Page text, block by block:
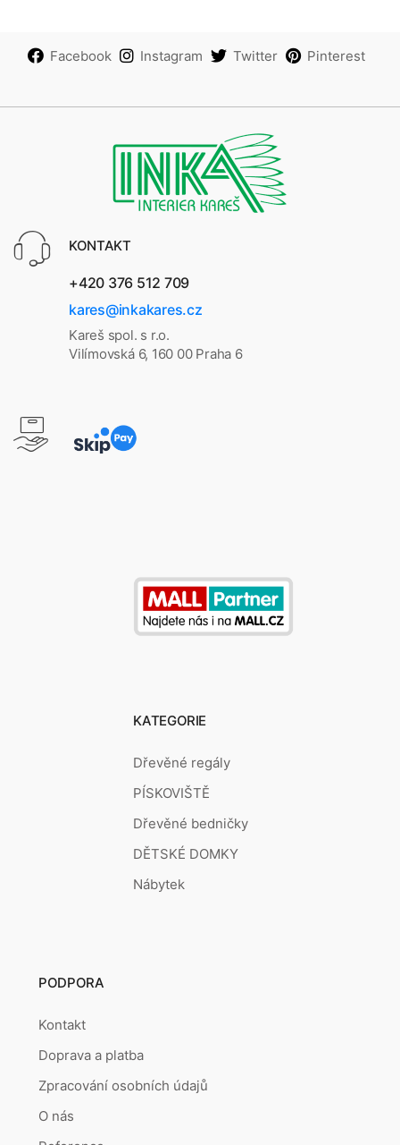
Facebook Instagram Twitter Pinterest
KONTAKT
+420 376 512 709
kares@inkakares.cz
Kareš spol. s r.o.
Vilímovská 6, 160 00 Praha 6
KATEGORIE
Dřevěné regály
PÍSKOVIŠTĚ
Dřevěné bedničky
DĚTSKÉ DOMKY
Nábytek
PODPORA
Kontakt
Doprava a platba
Zpracování osobních údajů
O nás